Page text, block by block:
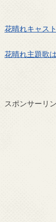
花晴れキャス
花晴れ主題歌
スポンサーリ